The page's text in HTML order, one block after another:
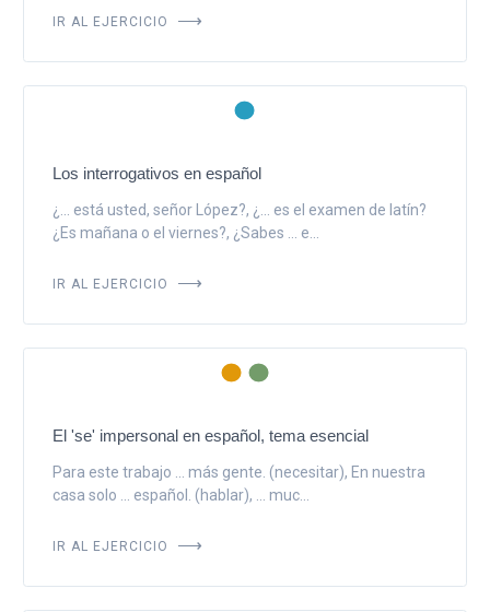
IR AL EJERCICIO
Los interrogativos en español
¿... está usted, señor López?, ¿... es el examen de latín?
¿Es mañana o el viernes?, ¿Sabes ... e...
IR AL EJERCICIO
El 'se' impersonal en español, tema esencial
Para este trabajo ... más gente. (necesitar), En nuestra
casa solo ... español. (hablar), ... muc...
IR AL EJERCICIO